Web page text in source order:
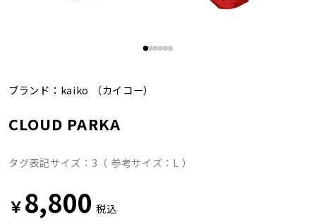
ブランド： kaiko （カイコー）
CLOUD PARKA
タグ表記サイズ：3（ 参考サイズ：L ）
￥8,800 税込